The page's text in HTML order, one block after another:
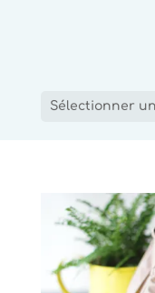
Sélectionner